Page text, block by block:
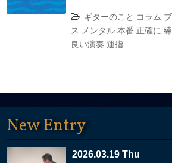
ギターのこと コラム
ス
メンタル 本番 正確に
良い演奏 運指
New Entry
2026.03.19 Thu